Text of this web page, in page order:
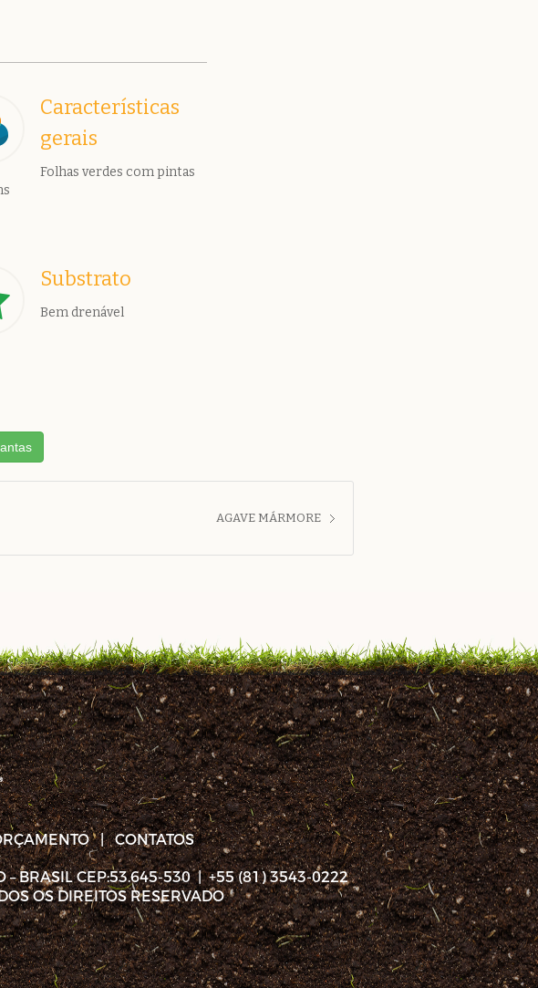
Características
gerais
Folhas verdes com pintas
Substrato
Bem drenável
AGAVE MÁRMORE
| CONTATOS
– BRASIL CEP:53.645-530 | +55 (81) 3543-0222
OS DIREITOS RESERVADO